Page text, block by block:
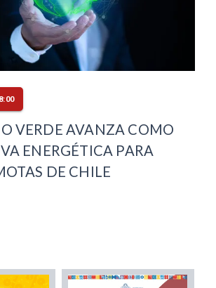
VERDE AVANZA COMO
ENERGÉTICA PARA
DE CHILE